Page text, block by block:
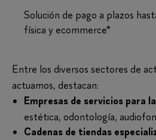
Solución de pago a plazos
física y ecommerce*
Entre los diversos sectores de
actuamos, destacan:
Empresas de servicios para
estética, odontología,
Cadenas de tiendas